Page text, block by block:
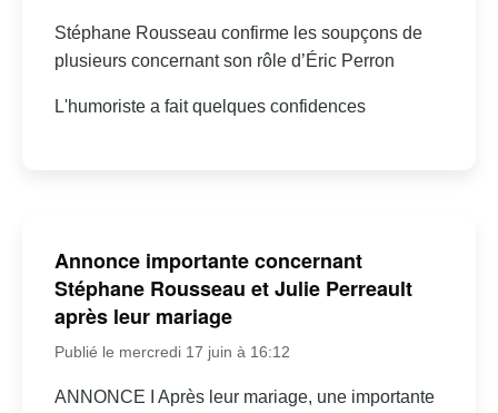
Stéphane Rousseau confirme les soupçons de
plusieurs concernant son rôle d’Éric Perron
L'humoriste a fait quelques confidences
Annonce importante concernant
Stéphane Rousseau et Julie Perreault
après leur mariage
Publié le mercredi 17 juin à 16:12
ANNONCE I Après leur mariage, une importante